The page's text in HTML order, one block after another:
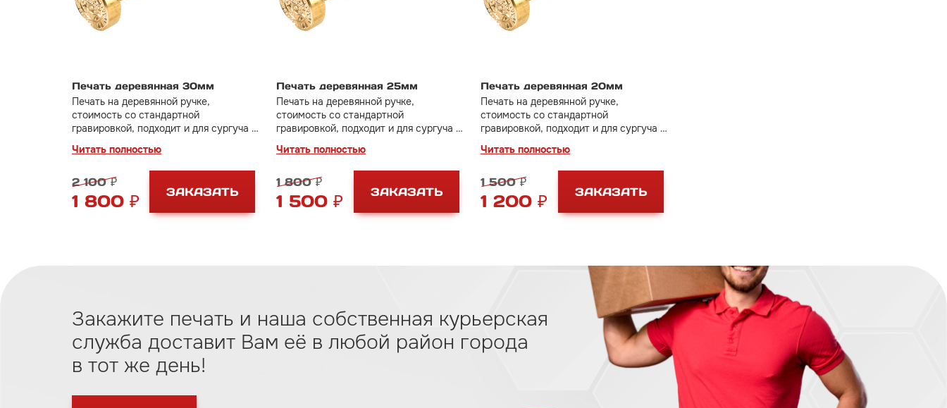
Печать деревянная 30мм
Читать полностью
Печать на деревянной ручке,
стоимость со стандартной
гравировкой, подходит и для сургуча и
2 100 ₽
1 800 ₽ ЗАКАЗАТЬ
Печать деревянная 25мм
Читать полностью
Печать на деревянной ручке,
стоимость со стандартной
гравировкой, подходит и для сургуча и
1 800 ₽
1 500 ₽ ЗАКАЗАТЬ
Печать деревянная 20мм
Читать полностью
Печать на деревянной ручке,
стоимость со стандартной
гравировкой, подходит и для сургуча и
1 500 ₽
1 200 ₽ ЗАКАЗАТЬ
Закажите печать и наша собственная курьерская
служба доставит Вам eё в любой район города
в тот же день!